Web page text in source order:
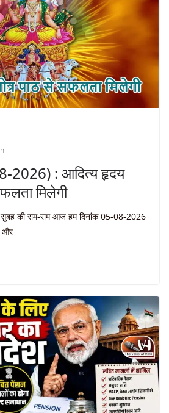
2026) : आदित्य हृदय
मिलेगी
की राम-राम आज हम दिनांक 05-08-2026
और